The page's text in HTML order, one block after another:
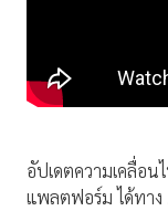
อัปเดตความเคลื่อน
แพลตฟอร์ม ได้ทาง